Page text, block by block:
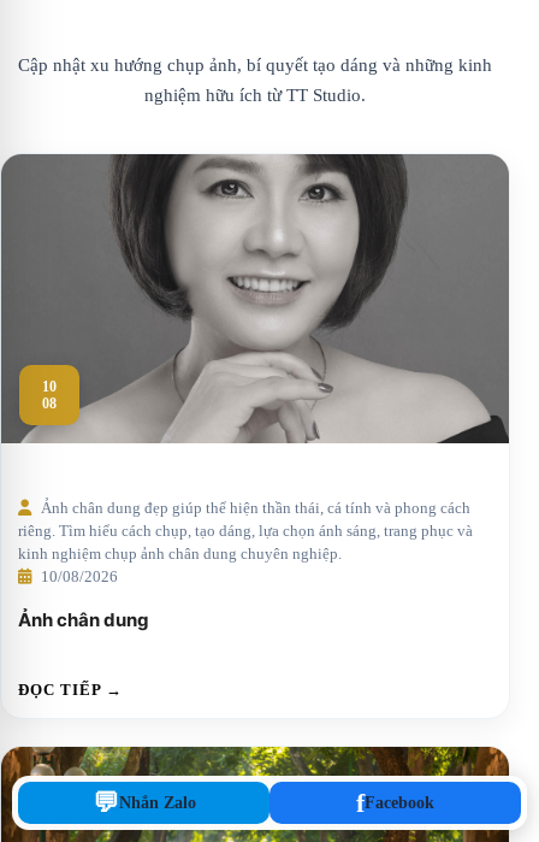
Cập nhật xu hướng chụp ảnh, bí quyết tạo dáng và những kinh
nghiệm hữu ích từ TT Studio.
10
08
Ảnh chân dung đẹp giúp thể hiện thần thái, cá tính và phong cách
riêng. Tìm hiểu cách chụp, tạo dáng, lựa chọn ánh sáng, trang phục và
kinh nghiệm chụp ảnh chân dung chuyên nghiệp.
10/08/2026
Ảnh chân dung
ĐỌC TIẾP →
💬Nhắn Zalo fFacebook